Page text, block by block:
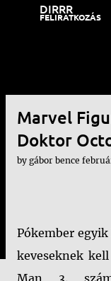
DIRRR
FELIRATKOZÁS
Marvel
Doktor
by gábor bence
Pókember
keveseknek
Man 3.